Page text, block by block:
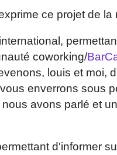
ce projet de la
coworking/
louis et moi,
enverrons sous
avons parlé et
d'informer